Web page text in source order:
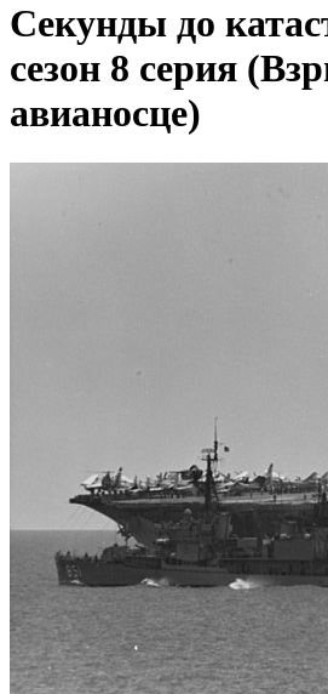
Секунды до
сезон 8 серия
авианосце)